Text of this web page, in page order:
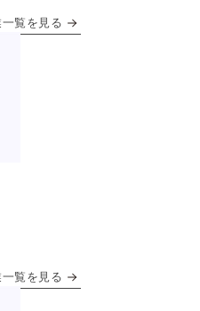
覧を見る
覧を見る